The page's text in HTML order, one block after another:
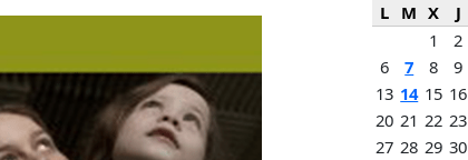
L M X J
1
2
6
7 8 9
13 14 15 16
20 21 22 23
27 28 29 30